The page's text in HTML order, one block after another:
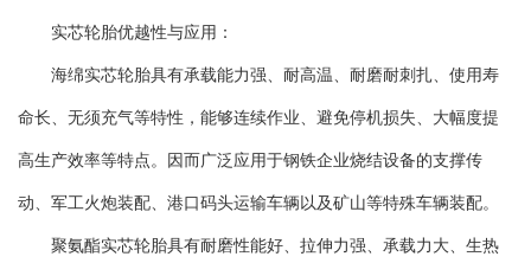
实芯轮胎优越性与应用：
海绵实芯轮胎具有承载能力强、耐高温、耐磨耐刺扎、使用寿
命长、无须充气等特性，能够连续作业、避免停机损失、大幅度提
高生产效率等特点。因而广泛应用于钢铁企业烧结设备的支撑传
动、军工火炮装配、港口码头运输车辆以及矿山等特殊车辆装配。
聚氨酯实芯轮胎具有耐磨性能好、拉伸力强、承载力大、生热